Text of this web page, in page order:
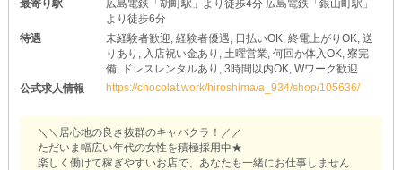
最寄り駅
広島電鉄「胡町駅」より徒歩4分 広島電鉄「銀山町駅」
より徒歩6分
待遇
未経験者歓迎, 経験者優遇, 日払いOK, 終電上がりOK, 送
りあり, 入店祝い金あり, 土曜営業, 何回か体入OK, 寮完
備, ドレスレンタルあり, 3時間以内OK, Wワーク歓迎
公式求人情報
https://chocolat.work/hiroshima/a_934/shop/105636/
＼＼居心地の良さ抜群のキャバクラ！／／
ただいま幅広い年代の女性を積極採用中★
楽しく働けて稼ぎやすいお店で、あなたも一緒にお仕事しません